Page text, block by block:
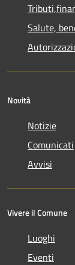
Salute,
Novità
Notizie
Comunicati
Avvisi
Vivere il Comune
Luoghi
Eventi